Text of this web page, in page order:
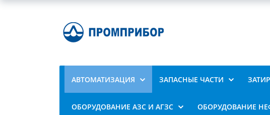
АВТОМАТИЗАЦИЯ ЗАПАСНЫЕ ЧАСТИ
ОБОРУДОВАНИЕ АЗС И АГЗС ОБОРУДОВАНИЕ